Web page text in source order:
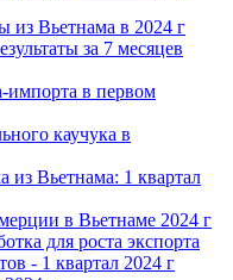
из Вьетнама в 2024 г
за 7 месяцев
импорта в первом
каучука в
из Вьетнама: 1 квартал
в Вьетнаме 2024 г
для роста экспорта
- 1 квартал 2024 г